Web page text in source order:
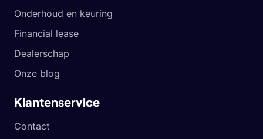
Onderhoud en keuring
Financial lease
Dealerschap
Onze blog
Klantenservice
Contact